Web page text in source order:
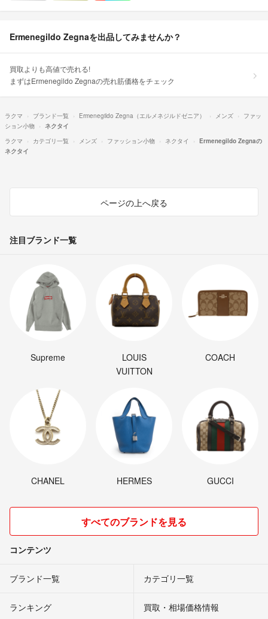
Ermenegildo Zegnaを出品してみませんか？
買取よりも高値で売れる!
まずはErmenegildo Zegnaの売れ筋価格をチェック
ラクマ ブランド一覧 Ermenegildo Zegna（エルメネジルドゼニア） メンズ
ファッ
ション小物
ネクタイ
ラクマ
カテゴリ一覧 メンズ ファッション小物 ネクタイ
Ermenegildo Zegnaの
ネクタイ
ページの上へ戻る
注目ブランド一覧
Supreme
LOUIS
VUITTON
COACH
CHANEL HERMES GUCCI
すべてのブランドを見る
コンテンツ
ブランド一覧 カテゴリ一覧
ランキング 買取・相場価格情報